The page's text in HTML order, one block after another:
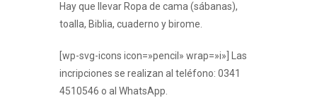
Hay que llevar Ropa de cama (sábanas),
toalla, Biblia, cuaderno y birome.
[wp-svg-icons icon=»pencil» wrap=»i»] Las
incripciones se realizan al teléfono: 0341
4510546 o al WhatsApp.